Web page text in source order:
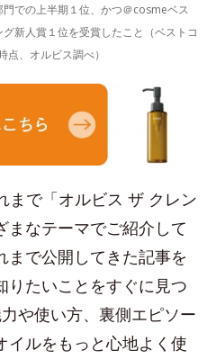
での上半期１位、かつ＠cosmeベス
新人賞１位を受賞したこと（ベストコ
、オルビス調べ）
で「オルビス ザ クレン
まなテーマでご紹介して
まで公開してきた記事を
りたいことをすぐに見つ
や使い方、裏側エピソー
イルをもっと心地よく使